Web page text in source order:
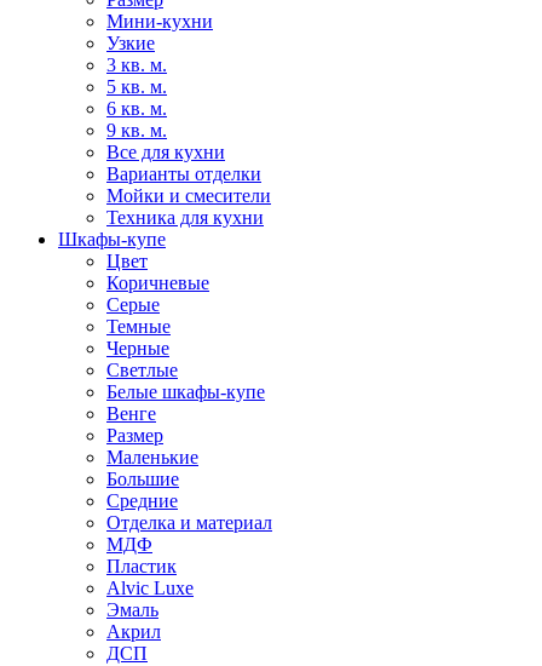
Мини-кухни
Узкие
3 кв. м.
5 кв. м.
6 кв. м.
9 кв. м.
Все для кухни
Варианты отделки
Мойки и смесители
Техника для кухни
Шкафы-купе
Цвет
Коричневые
Серые
Темные
Черные
Светлые
Белые шкафы-купе
Венге
Размер
Маленькие
Большие
Средние
Отделка и материал
МДФ
Пластик
Alvic Luxe
Эмаль
Акрил
ДСП